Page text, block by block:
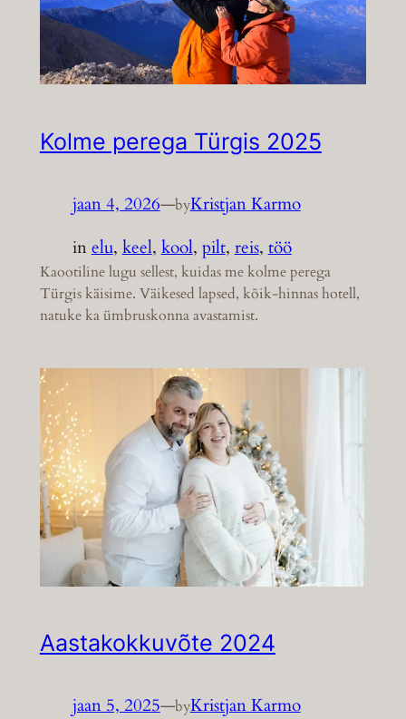
Kolme perega Türgis 2025
jaan 4, 2026—byKristjan Karmo
inelu, keel, kool, pilt, reis, töö
Kaootiline lugu sellest, kuidas me kolme perega
Türgis käisime. Väikesed lapsed, kõik-hinnas hotell,
natuke ka ümbruskonna avastamist.
Aastakokkuvõte 2024
jaan 5, 2025—byKristjan Karmo